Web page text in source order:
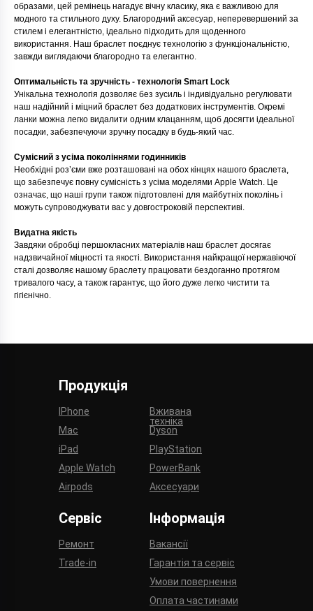
образами, цей ремінець нагадує вічну класику, яка є важливою для
модного та стильного духу. Благородний аксесуар, неперевершений за
стилем і елегантністю, ідеально підходить для щоденного
використання. Наш браслет поєднує технологію з функціональністю,
завжди виглядаючи благородно та елегантно.
Оптимальність та зручність - технологія Smart Lock
Унікальна технологія дозволяє без зусиль і індивідуально регулювати
наш надійний і міцний браслет без додаткових інструментів. Окремі
ланки можна легко видалити одним клацанням, щоб досягти ідеальної
посадки, забезпечуючи зручну посадку в будь-який час.
Сумісний з усіма поколіннями годинників
Необхідні роз’єми вже розташовані на обох кінцях нашого браслета,
що забезпечує повну сумісність з усіма моделями Apple Watch. Це
означає, що наші групи також підготовлені для майбутніх поколінь і
можуть супроводжувати вас у довгостроковій перспективі.
Видатна якість
Завдяки обробці першокласних матеріалів наш браслет досягає
надзвичайної міцності та якості. Використання найкращої нержавіючої
сталі дозволяє нашому браслету працювати бездоганно протягом
тривалого часу, а також гарантує, що його дуже легко чистити та
гігієнічно.
Продукція
IPhone
Mac
iPad
Apple Watch
Airpods
Вживана
техніка
Dyson
PlayStation
PowerBank
Аксесуари
Сервіс
Ремонт
Trade-in
Інформація
Вакансії
Гарантія та сервіс
Умови повернення
Оплата частинами